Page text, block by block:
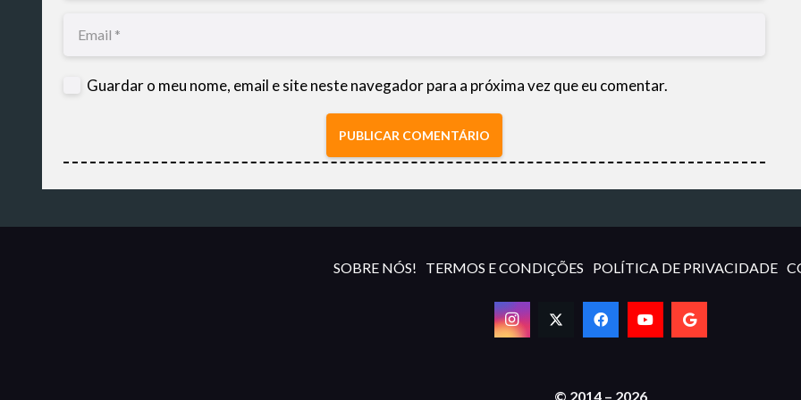
Guardar o meu nome, email e site neste navegador para a próxima vez que eu comentar.
PUBLICAR COMENTÁRIO
SOBRE NÓS! TERMOS E CONDIÇÕES POLÍTICA DE PRIVACIDADE
© 2014 – 2026